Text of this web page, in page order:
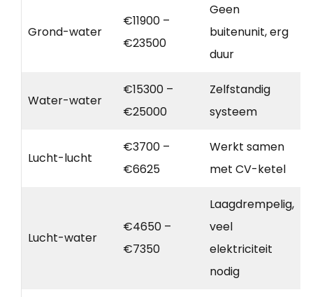
Grond-water
€11900 –
€23500
Geen
buitenunit, erg
duur
Water-water
€15300 –
€25000
Zelfstandig
systeem
Lucht-lucht
€3700 –
€6625
Werkt samen
met CV-ketel
Lucht-water
€4650 –
€7350
Laagdrempelig,
veel
elektriciteit
nodig